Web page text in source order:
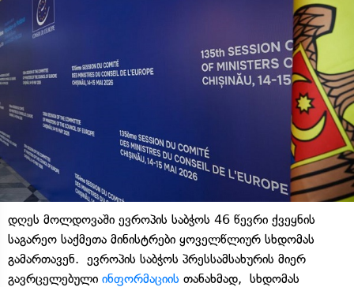
დღეს მოლდოვაში ევროპის საბჭოს 46 წევრი ქვეყნის
საგარეო საქმეთა მინისტრები ყოველწლიურ სხდომას
გამართავენ. ევროპის საბჭოს პრესსამსახურის მიერ
გავრცელებული ინფორმაციის თანახმად, სხდომას